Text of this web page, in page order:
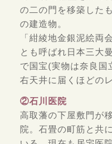
の二の門を移築した
の建造物。
「紺綾地金銀泥絵両
とも呼ばれ日本三大
で国宝(実物は奈良国
右天井に届くほどの
②石川医院
高取藩の下屋敷門が
院。石畳の町筋と共